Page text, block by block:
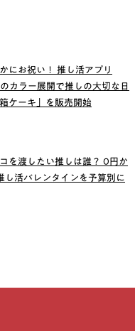
にお祝い！ 推し活アプリ
カラー展開で推しの大切な日
ケーキ」を販売開始
を渡したい推しは誰？ 0円か
し活バレンタインを予算別に